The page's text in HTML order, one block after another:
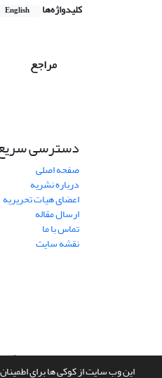
این وب سایت از کوکی ها برای
کلیدواژه‌ها English
مراجع
دسترسی
صفحه اصلی
درباره نشریه
اعضای هیات تحریریه
ارسال مقاله
تماس با ما
نقشه سایت
سامانه مدیریت